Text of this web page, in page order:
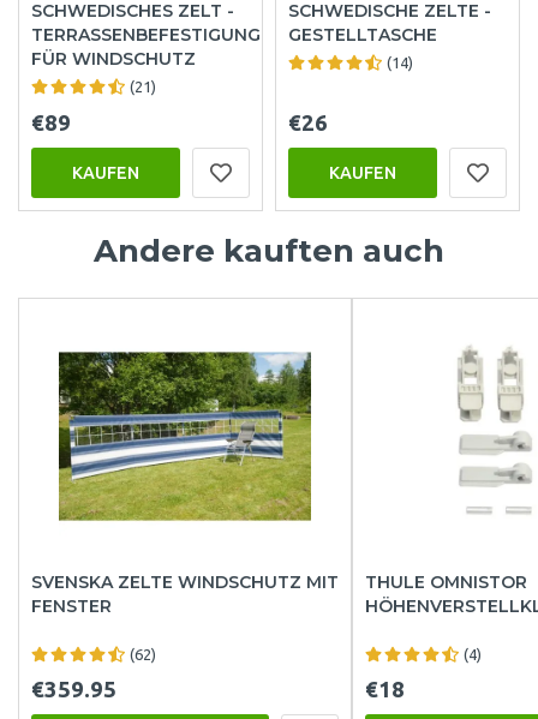
SCHWEDISCHES ZELT -
TERRASSENBEFESTIGUNG
FÜR WINDSCHUTZ
(21)
€89
KAUFEN
SCHWEDISCHE ZELTE -
GESTELLTASCHE
(14)
€26
KAUFEN
Andere kauften auch
SVENSKA ZELTE WINDSCHUTZ MIT
FENSTER
(62)
€359.95
THULE OMNISTOR
(4)
€18